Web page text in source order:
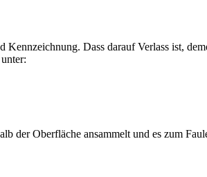
Dass darauf Verlass ist,
der Oberfläche ansammelt und es zum